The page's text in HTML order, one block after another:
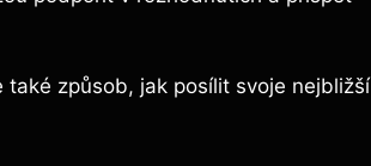
způsob, jak posílit svoje nejbližší